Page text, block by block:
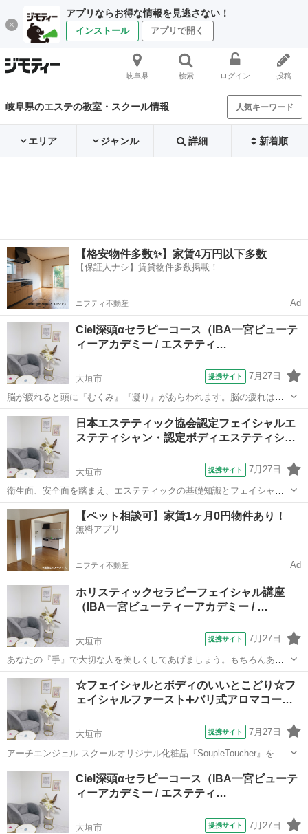
アプリならお得な情報を見逃さない！
インストール アプリで開く
岐阜県 検索 ログイン 投稿
岐阜県のエステの教室・スクール情報 人気キーワード
エリア ジャンル 詳細 新着順
【格安物件多数✨】家賃4万円以下多数
【保証人ナシ】賃貸物件多数掲載！
ニフティ不動産 Ad
Ciel深頭αセラピーコース（IBA一宮ビューテ
ィーアカデミー / エステティ…
大垣市 提携サイト 7月27日
脳が疲れると頭に『むくみ』『凝り』があらわれます。脳の疲れは日
常のストレスが大きな原因となります。ストレス社会に生きる世代に
とって、脳をリラックスさせられるコースはセラピストにとって欠か
せない技術です。 単に、ヘッドスパとし...
岐阜 大垣市 エステ
日本エステティック協会認定フェイシャルエ
ステティシャン・認定ボディエステティシ…
大垣市 提携サイト 7月27日
衛生面、安全面を踏まえ、エステティックの基礎知識とフェイシャル
ケア、ボディケアの基礎を学びます。１０４時間のカリキュラムに取
り組み協会の受験資格が得られます。１００問の試験に対し、７０％
正解以上が合格とされますが、絶対合格を...
岐阜 大垣市 エステ
【ペット相談可】家賃1ヶ月0円物件あり！
無料アプリ
ニフティ不動産 Ad
ホリスティックセラピーフェイシャル講座
（IBA一宮ビューティーアカデミー / …
大垣市 提携サイト 7月27日
あなたの『手』で大切な人を美しくしてあげましょう。もちろんあな
たの『き・れ・い』も手に入れられます。 理論ではどうして肌は老化
するのか？どうすれば美しい肌を長く保てるのか？既に老化した肌を
改善する方法は？など自分自身のケア法...
岐阜 大垣市 エステ
☆フェイシャルとボディのいいとこどり☆フ
ェイシャルファースト➕バリ式アロマコー…
大垣市 提携サイト 7月27日
アーチエンジェル スクールオリジナル化粧品『SoupleToucher』を使
用したラグジュアリーフェイシャル トリートメントコース 60 分の知
識・技術が学べるコースです。 本物を望む女性のために出来上がった
オ ールハンドで...
岐阜 大垣市 エステ
Ciel深頭αセラピーコース（IBA一宮ビューテ
ィーアカデミー / エステティ…
大垣市 提携サイト 7月27日